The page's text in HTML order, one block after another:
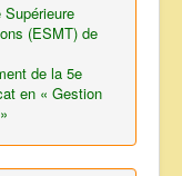
Supérieure
(ESMT) de
de la 5e
en « Gestion